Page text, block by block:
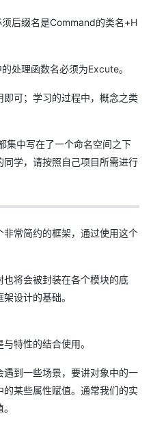
后缀名是Command的类名+H
处理函数名必须为Excute。
可；学习的过程中，概念之类
集中写在了一个命名空间之下
学，请按照自己项目所需进行
常简约的框架，通过使用这个
将会被封装在各个模块的底
设计的基础。
特性的结合使用。
到一些场景，要讲对象中的一
某些属性赋值。通常我们的实